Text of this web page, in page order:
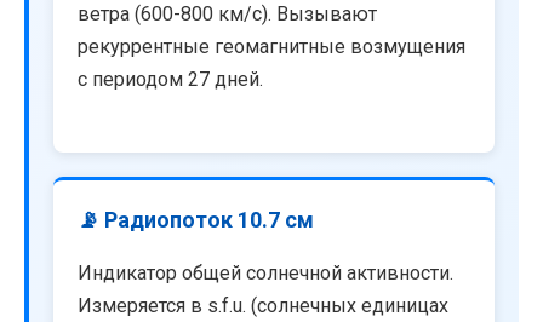
ветра (600-800 км/с). Вызывают
рекуррентные геомагнитные возмущения
с периодом 27 дней.
📡 Радиопоток 10.7 см
Индикатор общей солнечной активности.
Измеряется в s.f.u. (солнечных единицах